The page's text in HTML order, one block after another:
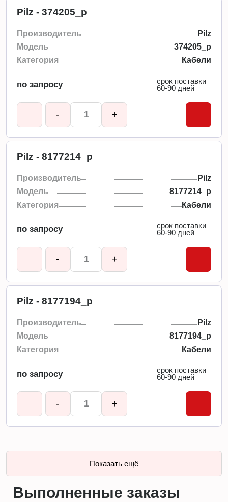
Pilz - 374205_p
Производитель
Pilz
Модель
374205_p
Категория
Кабели
по запросу
срок поставки
60-90 дней
- +
Pilz - 8177214_p
Производитель
Pilz
Модель
8177214_p
Категория
Кабели
по запросу
срок поставки
60-90 дней
- +
Pilz - 8177194_p
Производитель
Pilz
Модель
8177194_p
Категория
Кабели
по запросу
срок поставки
60-90 дней
- +
Показать ещё
Выполненные заказы